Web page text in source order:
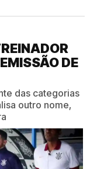
DE
das categorias
outro nome,